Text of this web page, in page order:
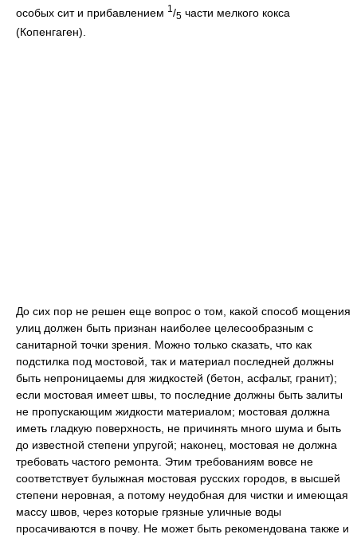
особых сит и прибавлением 1 /5 части мелкого кокса
(Копенгаген).
До сих пор не решен еще вопрос о том, какой способ мощения
улиц должен быть признан наиболее целесообразным с
санитарной точки зрения. Можно только сказать, что как
подстилка под мостовой, так и материал последней должны
быть непроницаемы для жидкостей (бетон, асфальт, гранит);
если мостовая имеет швы, то последние должны быть залиты
не пропускающим жидкости материалом; мостовая должна
иметь гладкую поверхность, не причинять много шума и быть
до известной степени упругой; наконец, мостовая не должна
требовать частого ремонта. Этим требованиям вовсе не
соответствует булыжная мостовая русских городов, в высшей
степени неровная, а потому неудобная для чистки и имеющая
массу швов, через которые грязные уличные воды
просачиваются в почву. Не может быть рекомендована также и